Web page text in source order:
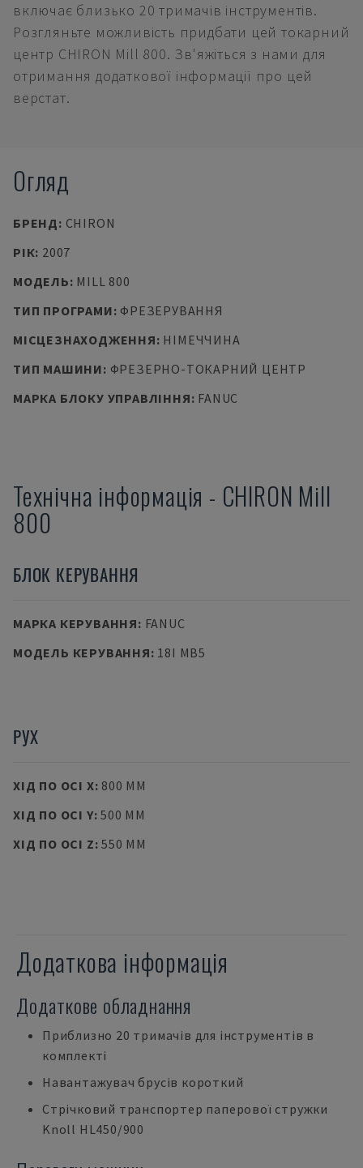
включає близько 20 тримачів інструментів.
Розгляньте можливість придбати цей токарний
центр CHIRON Mill 800. Зв'яжіться з нами для
отримання додаткової інформації про цей
верстат.
Огляд
БРЕНД: CHIRON
РІК: 2007
МОДЕЛЬ: MILL 800
ТИП ПРОГРАМИ: ФРЕЗЕРУВАННЯ
МІСЦЕЗНАХОДЖЕННЯ: НІМЕЧЧИНА
ТИП МАШИНИ: ФРЕЗЕРНО-ТОКАРНИЙ ЦЕНТР
МАРКА БЛОКУ УПРАВЛІННЯ: FANUC
Технічна інформація - CHIRON Mill
800
БЛОК КЕРУВАННЯ
МАРКА КЕРУВАННЯ: FANUC
МОДЕЛЬ КЕРУВАННЯ: 18I MB5
РУХ
ХІД ПО ОСІ X: 800 MM
ХІД ПО ОСІ Y:500 MM
ХІД ПО ОСІ Z:550 MM
Додаткова інформація
Додаткове обладнання
Приблизно 20 тримачів для інструментів в
комплекті
Навантажувач брусів короткий
Стрічковий транспортер паперової стружки
Knoll HL450/900